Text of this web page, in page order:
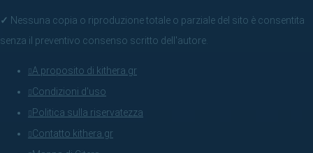
✓ Nessuna copia o riproduzione totale o parziale del sito è consentita
senza il preventivo consenso scritto dell'autore.
A proposito di kithera.gr
Condizioni d'uso
Politica sulla riservatezza
Contatto kithera.gr